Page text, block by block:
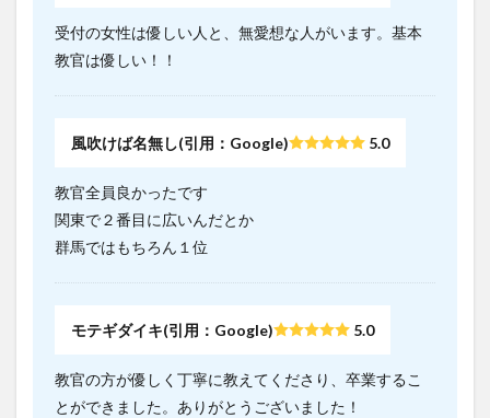
受付の女性は優しい人と、無愛想な人がいます。基本
教官は優しい！！
風吹けば名無し(引用：Google) 5.0
教官全員良かったです
関東で２番目に広いんだとか
群馬ではもちろん１位
モテギダイキ(引用：Google) 5.0
教官の方が優しく丁寧に教えてくださり、卒業するこ
とができました。ありがとうございました！